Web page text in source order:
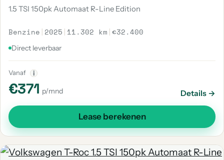
1.5 TSI 150pk Automaat R-Line Edition
Benzine | 2025 | 11.302 km |€32.400
Direct leverbaar
Vanaf i
€371 p/mnd Details →
Lease berekenen